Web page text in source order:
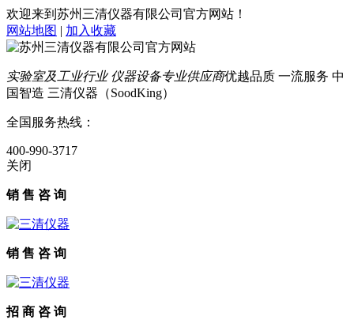
欢迎来到苏州三清仪器有限公司官方网站！
网站地图 | 加入收藏
实验室及工业行业 仪器设备专业供应商优越品质 一流服务 中
国智造 三清仪器（SoodKing）
全国服务热线：
400-990-3717
关闭
销 售 咨 询
销 售 咨 询
招 商 咨 询